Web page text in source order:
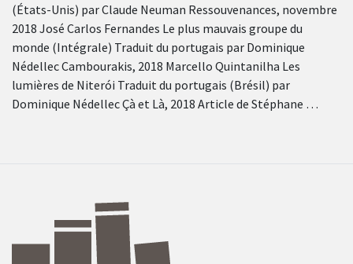
(États-Unis) par Claude Neuman Ressouvenances, novembre
2018 José Carlos Fernandes Le plus mauvais groupe du
monde (Intégrale) Traduit du portugais par Dominique
Nédellec Cambourakis, 2018 Marcello Quintanilha Les
lumières de Niterói Traduit du portugais (Brésil) par
Dominique Nédellec Çà et Là, 2018 Article de Stéphane …